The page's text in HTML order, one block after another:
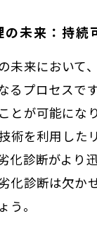
の未来：持続
未来において
るプロセスで
とが可能にな
術を利用し
化診断がより
化診断は欠か
う。